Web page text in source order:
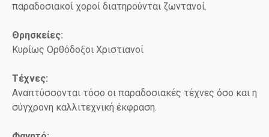
παραδοσιακοί χοροί διατηρούνται ζωντανοί.
Θρησκείες:
Κυρίως Ορθόδοξοι Χριστιανοί
Τέχνες:
Αναπτύσσονται τόσο οι παραδοσιακές τέχνες όσο και η
σύγχρονη καλλιτεχνική έκφραση.